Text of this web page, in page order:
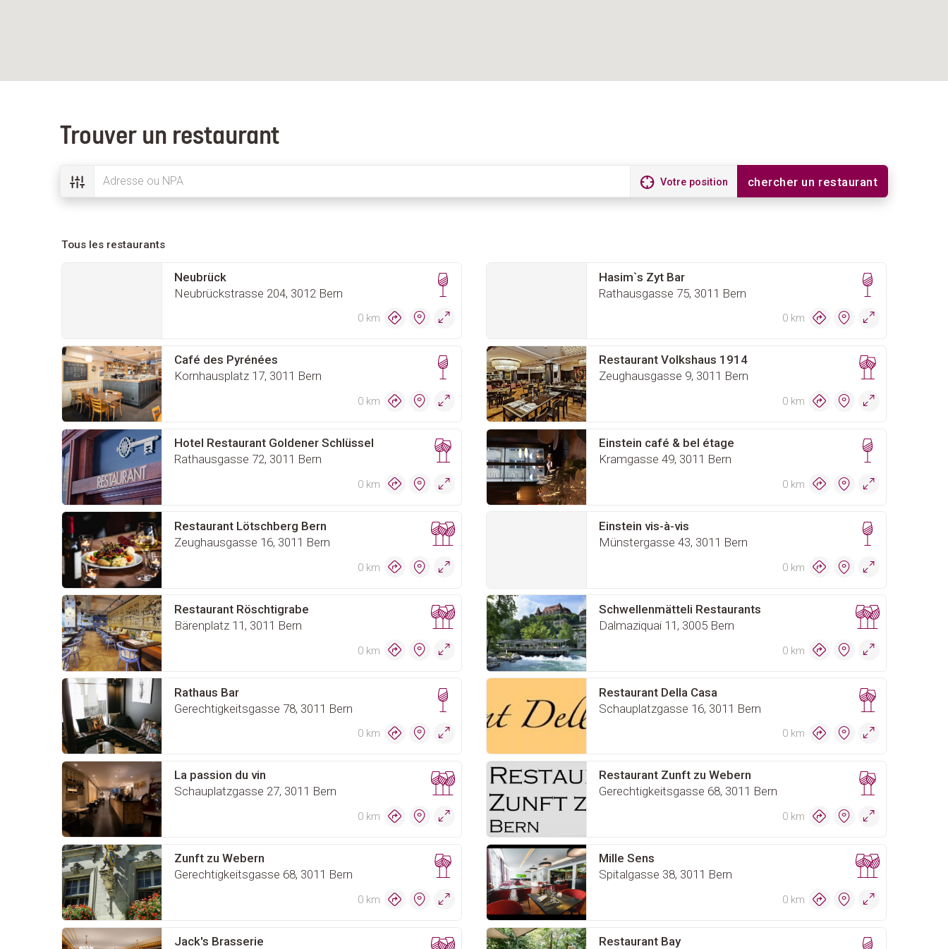
Trouver un restaurant
Votre position chercher un restaurant
Tous les restaurants
Neubrück
Neubrückstrasse 204, 3012 Bern
0 km
Hasim`s Zyt Bar
Rathausgasse 75, 3011 Bern
0 km
Café des Pyrénées
Kornhausplatz 17, 3011 Bern
0 km
Restaurant Volkshaus 1914
Zeughausgasse 9, 3011 Bern
0 km
Hotel Restaurant Goldener Schlüssel
Rathausgasse 72, 3011 Bern
0 km
Einstein café & bel étage
Kramgasse 49, 3011 Bern
0 km
Restaurant Lötschberg Bern
Zeughausgasse 16, 3011 Bern
0 km
Einstein vis-à-vis
Münstergasse 43, 3011 Bern
0 km
Restaurant Röschtigrabe
Bärenplatz 11, 3011 Bern
0 km
Schwellenmätteli Restaurants
Dalmaziquai 11, 3005 Bern
0 km
Rathaus Bar
Gerechtigkeitsgasse 78, 3011 Bern
0 km
Restaurant Della Casa
Schauplatzgasse 16, 3011 Bern
0 km
La passion du vin
Schauplatzgasse 27, 3011 Bern
0 km
Restaurant Zunft zu Webern
Gerechtigkeitsgasse 68, 3011 Bern
0 km
Zunft zu Webern
Gerechtigkeitsgasse 68, 3011 Bern
0 km
Mille Sens
Spitalgasse 38, 3011 Bern
0 km
Jack's Brasserie Restaurant Bay